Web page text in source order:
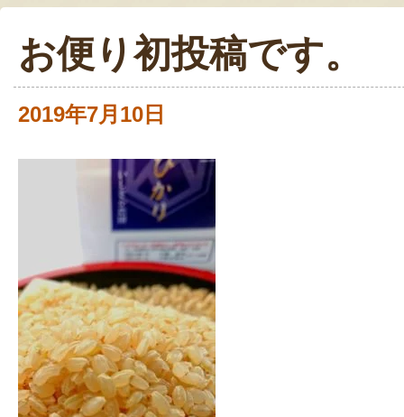
お便り初投稿です。
2019年7月10日